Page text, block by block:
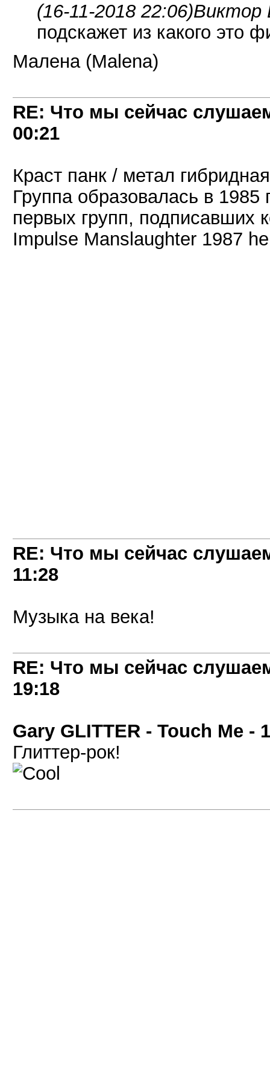
(16-11-2018 22:06)Виктор
подскажет из какого это
Малена (Malena)
RE: Что мы сейчас
00:21
Краст панк / метал
Группа образовалась в 1985
первых групп, подписавших
Impulse Manslaughter 1987
RE: Что мы сейчас
11:28
Музыка на века!
RE: Что мы сейчас
19:18
Gary GLITTER - Touch Me -
Глиттер-рок!